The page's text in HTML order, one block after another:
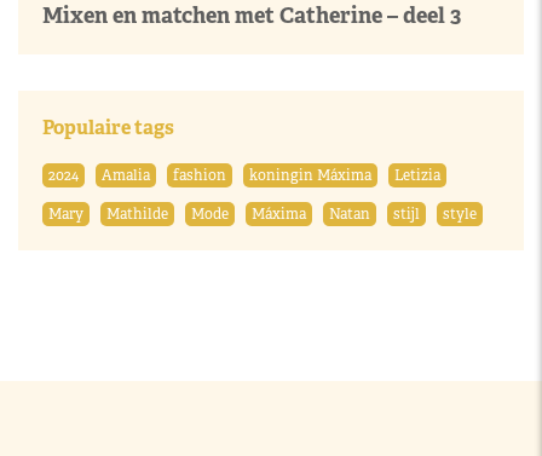
Mixen en matchen met Catherine – deel 3
Populaire tags
2024 Amalia fashion koningin Máxima
Letizia
Mary
Mathilde Mode Máxima Natan stijl style